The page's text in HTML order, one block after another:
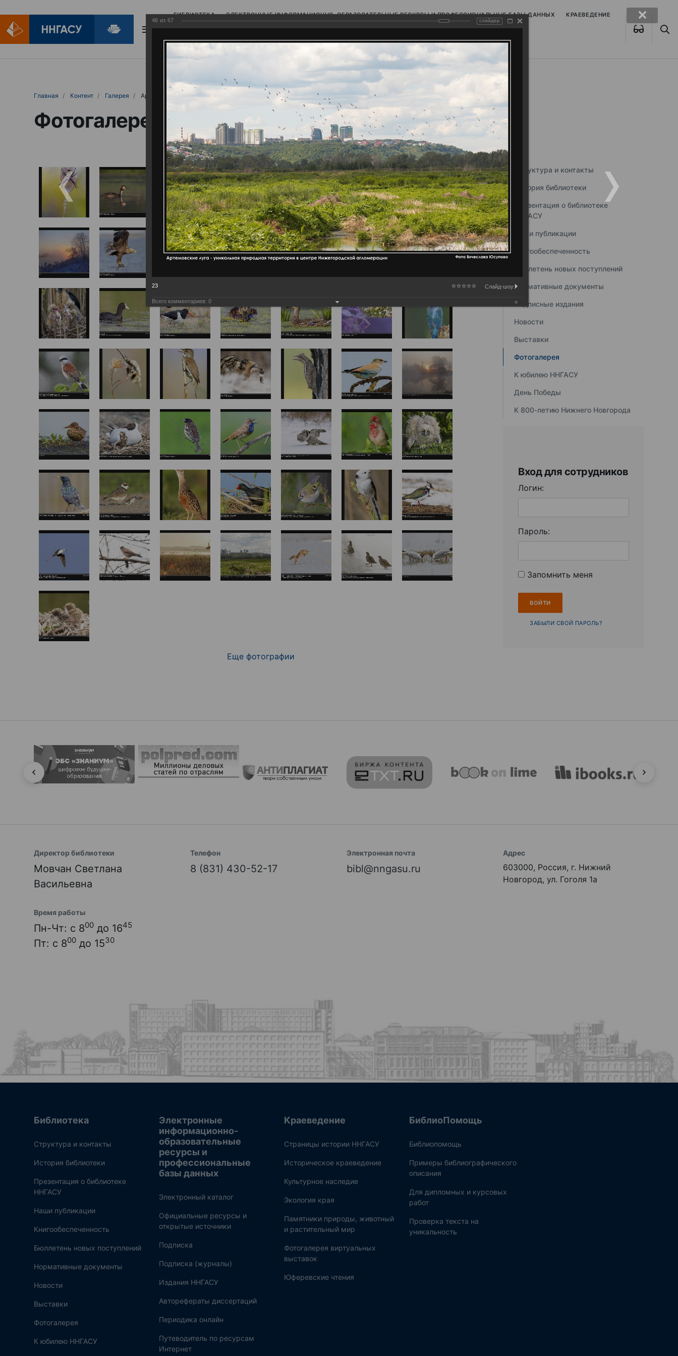
БИБЛИОТЕКА ЭЛЕКТРОННЫЕ ИНФОРМАЦИОННО-ОБРАЗОВАТЕЛЬНЫЕ РЕСУРСЫ И ПРОФЕССИОНАЛЬНЫЕ БАЗЫ ДАННЫХ КРАЕВЕДЕНИЕ
БИБЛИОПОМОЩЬ
Главная Контент Галерея Артемовские луга – жемчужина Нижегородского Поволжья
Фотогалерея
Еще фотографии
Структура и контакты
История библиотеки
Презентация о библиотеке
ННГАСУ
Наши публикации
Книгообеспеченность
Бюллетень новых поступлений
Нормативные документы
Подписные издания
Новости
Выставки
Фотогалерея
К юбилею ННГАСУ
День Победы
К 800-летию Нижнего Новгорода
Вход для сотрудников
Логин:
Пароль:
Запомнить меня
ЗАБЫЛИ СВОЙ ПАРОЛЬ?
Директор библиотеки
Мовчан Светлана
Васильевна
Телефон
8 (831) 430-52-17
Электронная почта
bibl@nngasu.ru
Адрес
603000, Россия, г. Нижний
Новгород, ул. Гоголя 1а
Время работы
Пн-Чт: с 800 до 1645
Пт: с 800 до 1530
Библиотека
Структура и контакты
История библиотеки
Презентация о библиотеке
ННГАСУ
Наши публикации
Книгообеспеченность
Бюллетень новых поступлений
Нормативные документы
Новости
Выставки
Фотогалерея
К юбилею ННГАСУ
Электронные
информационно-
образовательные
ресурсы и
профессиональные
базы данных
Электронный каталог
Официальные ресурсы и
открытые источники
Подписка
Подписка (журналы)
Издания ННГАСУ
Авторефераты диссертаций
Периодика онлайн
Путеводитель по ресурсам
Интернет
Краеведение
Страницы истории ННГАСУ
Историческое краеведение
Культурное наследие
Экология края
Памятники природы, животный
и растительный мир
Фотогалерея виртуальных
выставок
Юферевские чтения
БиблиоПомощь
Библиопомощь
Примеры библиографического
описания
Для дипломных и курсовых
работ
Проверка текста на
уникальность
46 из 67 слайдер
23 Слайд-шоу:
Всего комментариев: 0